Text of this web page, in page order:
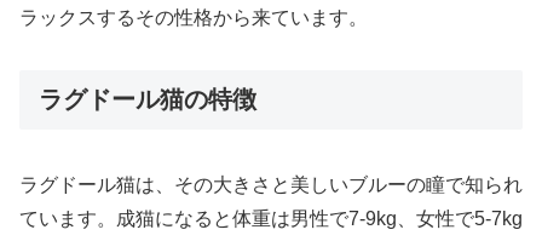
ラックスするその性格から来ています。
ラグドール猫の特徴
ラグドール猫は、その大きさと美しいブルーの瞳で知られ
ています。成猫になると体重は男性で7-9kg、女性で5-7kg